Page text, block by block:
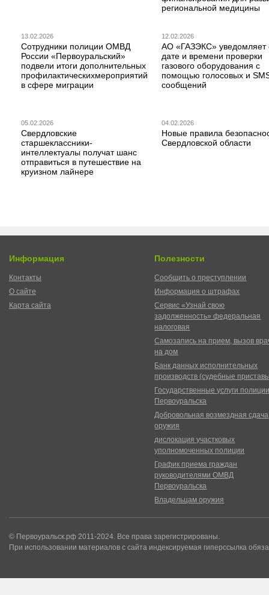
региональной медицины
13.02.2026
Сотрудники полиции ОМВД
России «Первоуральский»
подвели итоги дополнительных
профилактическихмероприятий
в сфере миграции
12.02.2026
АО «ГАЗЭКС» уведомляет
дате и времени проверки
газового оборудования с
помощью голосовых и
сообщений
05.02.2026
Свердловские
старшеклассники-
интеллектуалы получат шанс
отправиться в путешествие на
круизном лайнере
04.02.2026
Новые правила
Свердловской области
Информация
Контакты
О сайте
Карта сайта
Полезности
Сообщить о преступлении
Информация о штрафах
Сервис «Узнай свою
задолженность» федеральная
налоговая
Самозапись на прием, вызов
на дом
Банк данных исполнительных
производств (судебные
Государственные услуги
Первоуральска
Добровольная возмездная сдача
оружия
дислокация участковых
уполномоченных полиции
График приема граждан
руководителями ОМВД
Первоуральска
Владельцам оружия
© Первоуральск.рф 2011-2024. Все права зарегистрированы.
При использовании материалов с сайта индексируемая гиперссылка